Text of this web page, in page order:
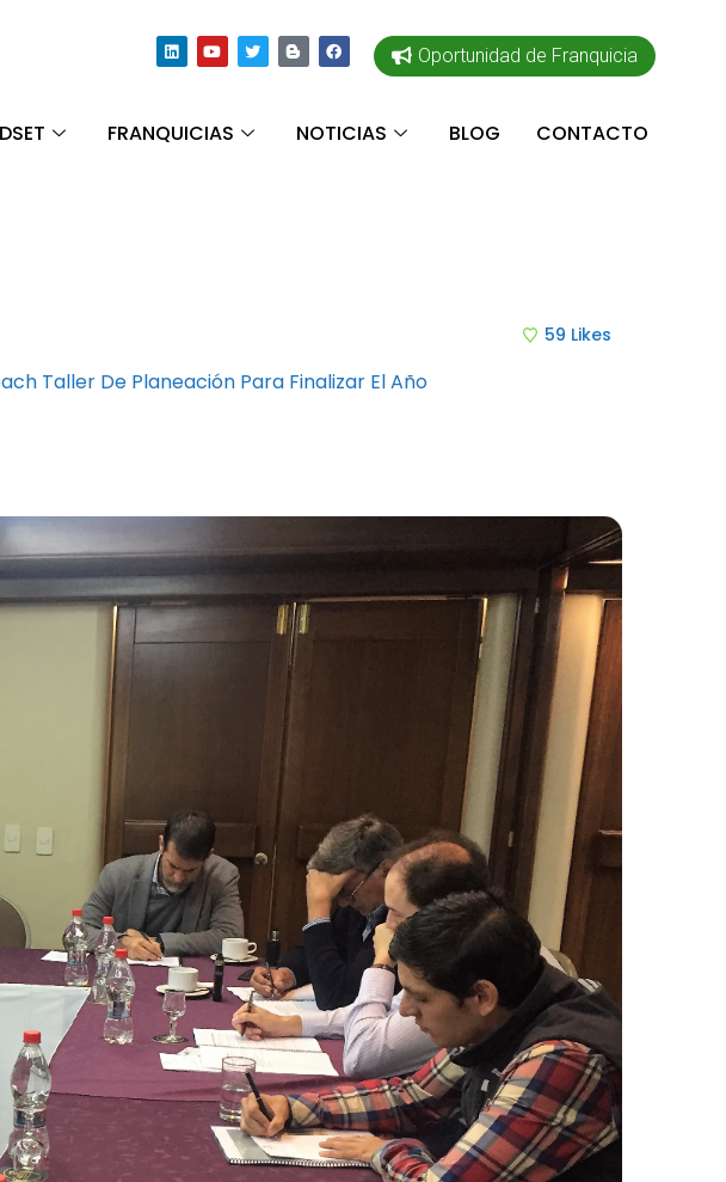
Oportunidad de Franquicia
FRANQUICIAS NOTICIAS BLOG CONTACTO
59 Likes
Taller De Planeación Para Finalizar El Año